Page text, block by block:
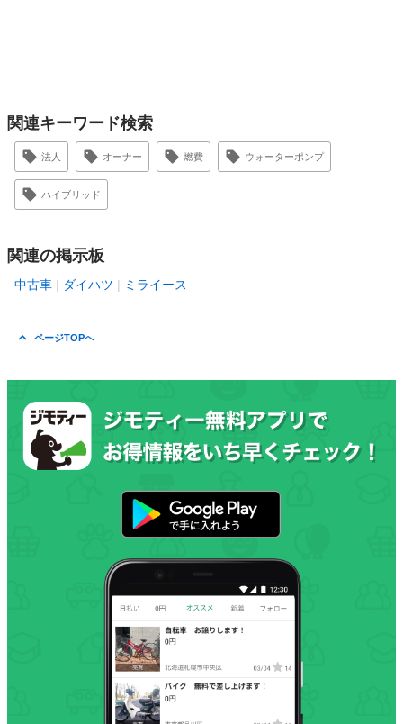
関連キーワード検索
法人 オーナー 燃費 ウォーターポンプ
ハイブリッド
関連の掲示板
中古車 ダイハツ ミライース
ページTOPへ